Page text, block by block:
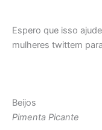
Espero que isso
mulheres twittem
Beijos
Pimenta Picante